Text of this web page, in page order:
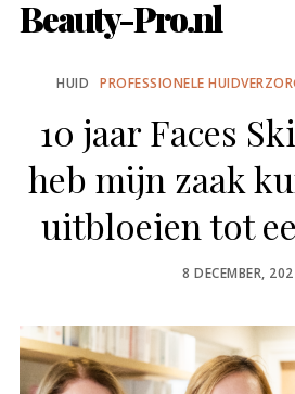
Beauty-Pro.nl
HUID PROFESSIONELE
10 jaar Faces
heb mijn zaak
uitbloeien tot
POSTED
8 DECEMBER,